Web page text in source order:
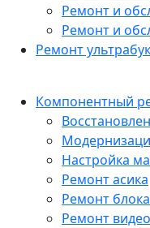
Ремонт и
Ремонт и
Ремонт
Компонентный
Настройка
Ремонт асика
Ремонт
Ремонт